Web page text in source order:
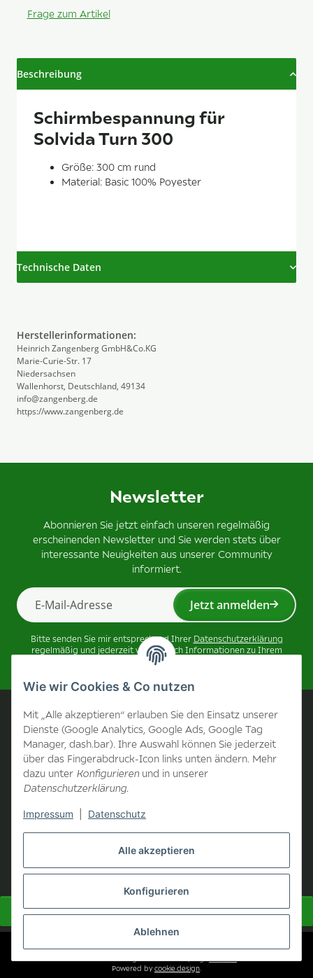
Alle akzeptieren
Konfigurieren
Ablehnen
Wie wir Cookies & Co nutzen
Mit „Alle akzeptieren“ erlauben Sie den Einsatz unserer
Dienste (Google Analytics, Google Ads, Google Tag
Manager, dash.bar). Ihre Auswahl können Sie jederzeit
über das Fingerabdruck-Icon links unten ändern. Mehr
dazu unter Konfigurieren und in unserer
Datenschutzerklärung.
Impressum Datenschutz
Frage zum Artikel
Beschreibung
Schirmbespannung für
Solvida Turn 300
Größe: 300 cm rund
Material: Basic 100% Poyester
Technische Daten
Herstellerinformationen:
Heinrich Zangenberg GmbH&Co.KG
Marie-Curie-Str. 17
Niedersachsen
Wallenhorst, Deutschland, 49134
info@zangenberg.de
https://www.zangenberg.de
Newsletter
Abonnieren Sie jetzt einfach unseren regelmäßig
erscheinenden Newsletter und Sie werden stets über
interessante Neuigkeiten aus unserer Community
informiert.
Jetzt anmelden
Bitte senden Sie mir entsprechend Ihrer Datenschutzerklärung
regelmäßig und jederzeit widerruflich Informationen zu Ihrem
Produktsortiment per E-Mail zu.
Unternehmen
Kontakt
Unternehmen
B2B Bereich
Vertrag widerrufen
© Heinrich Zangenberg GmbH & Co.KG
Powered bycookie.design